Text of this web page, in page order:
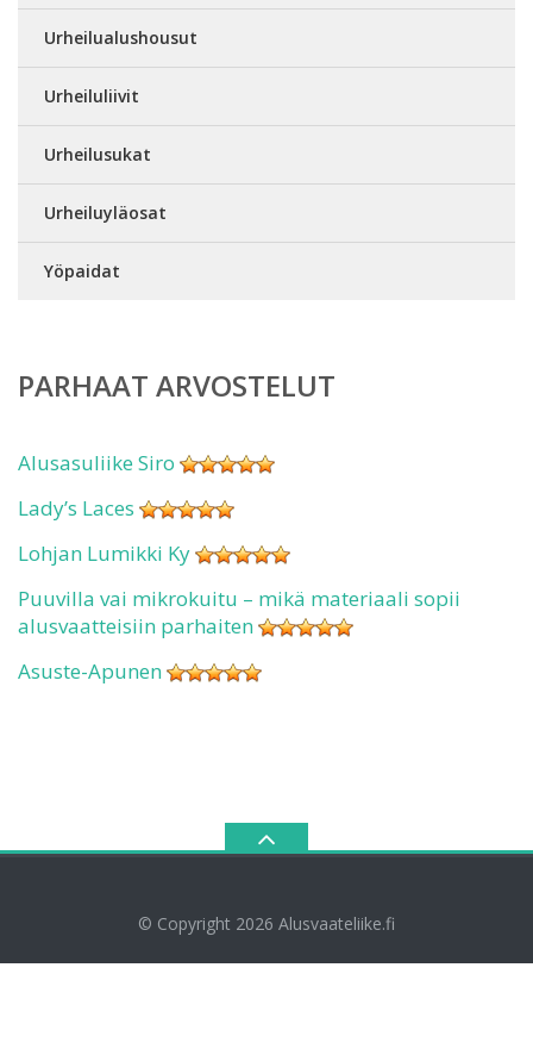
Urheilualushousut
Urheiluliivit
Urheilusukat
Urheiluyläosat
Yöpaidat
PARHAAT ARVOSTELUT
Alusasuliike Siro
Lady’s Laces
Lohjan Lumikki Ky
Puuvilla vai mikrokuitu – mikä materiaali sopii
alusvaatteisiin parhaiten
Asuste-Apunen
© Copyright 2026 Alusvaateliike.fi